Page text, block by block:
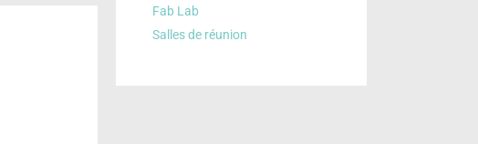
Fab Lab
Salles de réunion